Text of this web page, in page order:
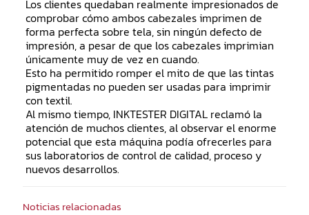
Los clientes quedaban realmente impresionados de
comprobar cómo ambos cabezales imprimen de
forma perfecta sobre tela, sin ningún defecto de
impresión, a pesar de que los cabezales imprimian
únicamente muy de vez en cuando.
Esto ha permitido romper el mito de que las tintas
pigmentadas no pueden ser usadas para imprimir
con textil.
Al mismo tiempo, INKTESTER DIGITAL reclamó la
atención de muchos clientes, al observar el enorme
potencial que esta máquina podía ofrecerles para
sus laboratorios de control de calidad, proceso y
nuevos desarrollos.
Noticias relacionadas